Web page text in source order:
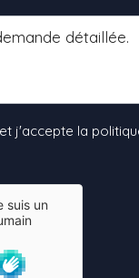
j'accepte la